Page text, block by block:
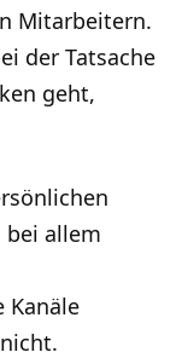
Mitarbeitern.
der Tatsache
geht,
bei allem
Kanäle